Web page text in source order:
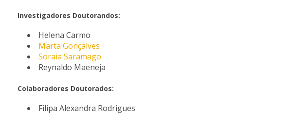
Investigadores Doutorandos:
Helena Carmo
Marta Gonçalves
Soraia Saramago
Reynaldo Maeneja
Colaboradores Doutorados:
Filipa Alexandra Rodrigues